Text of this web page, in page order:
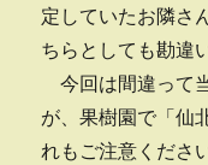
定していたお隣さ
ちらとしても勘違
今回は間違って
が、果樹園で「仙
れもご注意ください